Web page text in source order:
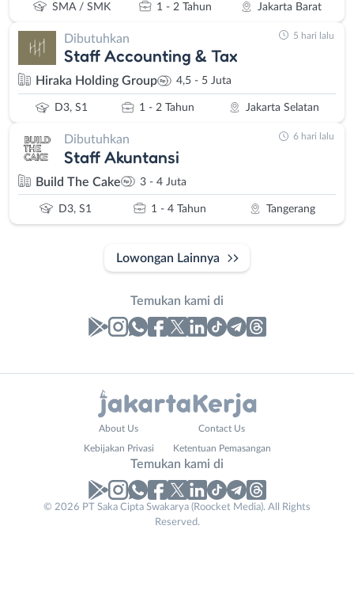
SMA / SMK 1 - 2 Tahun Jakarta Barat
Dibutuhkan
Staff Accounting & Tax
Hiraka Holding Group 4,5 - 5 Juta
D3, S1 1 - 2 Tahun Jakarta Selatan
5 hari lalu
Dibutuhkan
Staff Akuntansi
Build The Cake 3 - 4 Juta
D3, S1 1 - 4 Tahun Tangerang
6 hari lalu
Lowongan Lainnya
Temukan kami di
BusinessNo. Telp /
About Us Contact Us
Kebijakan Privasi Ketentuan Pemasangan
Temukan kami di
© 2026 PT Saka Cipta Swakarya (Roocket Media). All Rights
Reserved.